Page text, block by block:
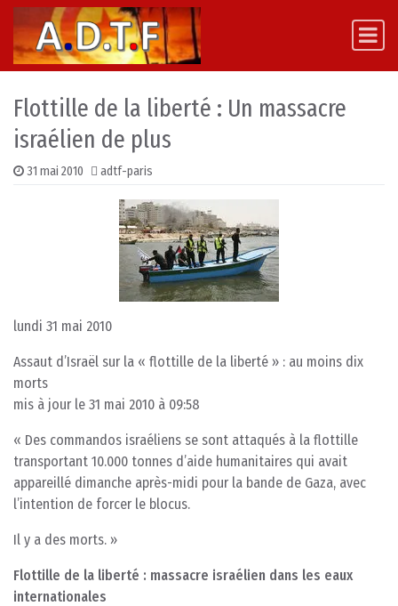
Skip to content
Main Navigation
Flottille de la liberté : Un massacre
israélien de plus
31 mai 2010 adtf-paris
lundi 31 mai 2010
Assaut d’Israël sur la « flottille de la liberté » : au moins dix
morts
mis à jour le 31 mai 2010 à 09:58
« Des commandos israéliens se sont attaqués à la flottille
transportant 10.000 tonnes d’aide humanitaires qui avait
appareillé dimanche après-midi pour la bande de Gaza, avec
l’intention de forcer le blocus.
Il y a des morts. »
Flottille de la liberté : massacre israélien dans les eaux
internationales